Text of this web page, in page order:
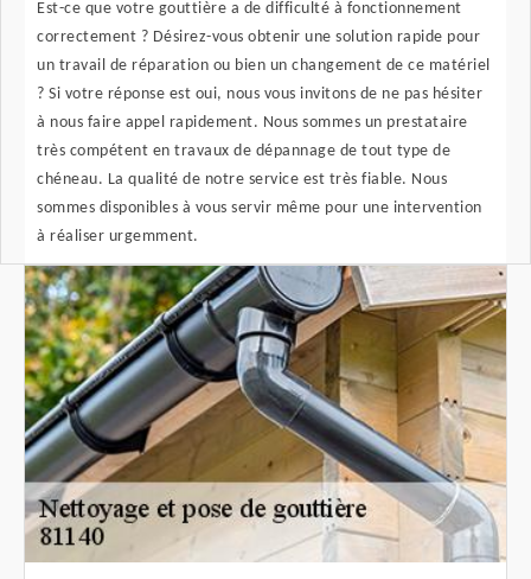
Est-ce que votre gouttière a de difficulté à fonctionnement
correctement ? Désirez-vous obtenir une solution rapide pour
un travail de réparation ou bien un changement de ce matériel
? Si votre réponse est oui, nous vous invitons de ne pas hésiter
à nous faire appel rapidement. Nous sommes un prestataire
très compétent en travaux de dépannage de tout type de
chéneau. La qualité de notre service est très fiable. Nous
sommes disponibles à vous servir même pour une intervention
à réaliser urgemment.